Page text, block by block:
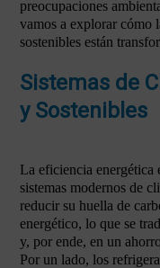
preocupaciones
vamos a explorar cómo
sostenibles están
Sistemas de
y Sostenibles
La eficiencia energética
sistemas modernos de
reducir su huella de
energético, lo que se
y, por ende, en un
Por un lado, los